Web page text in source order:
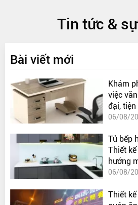
Tin tức &
Bài viết mới
Khám
việc
đại, tiện
06/08/
Tủ bếp
Thiết
hướng
06/08/
Thiết